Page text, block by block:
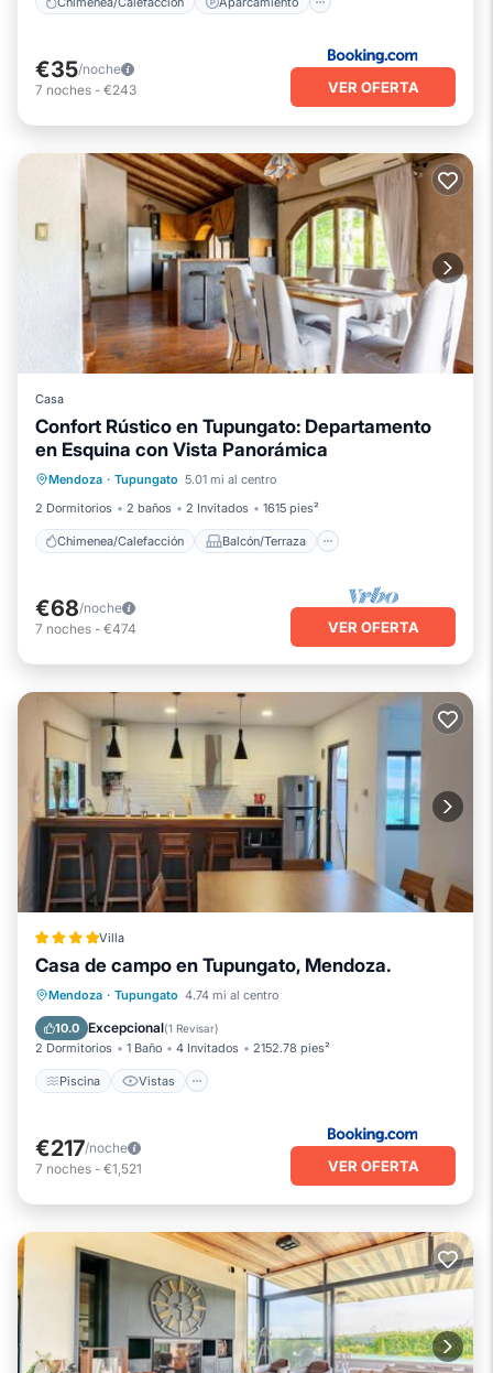
€35/noche
7 noches - €243 VER OFERTA
Casa
Confort Rústico en Tupungato: Departamento
en Esquina con Vista Panorámica
Mendoza · Tupungato 5.01 mi al centro
2 Dormitorios
2 baños 2 Invitados 1615 pies²
Chimenea/Calefacción Balcón/Terraza
Chimenea/Calefacción
Balcón/Terraza
Desayuno
Cocina
€68/noche
7 noches - €474 VER OFERTA
Villa
Casa de campo en Tupungato, Mendoza.
Mendoza · Tupungato 4.74 mi al centro
10.0 Excepcional(1 Revisar)
2 Dormitorios 1 Baño 4 Invitados 2152.78 pies²
Piscina Vistas
Piscina Vistas
Aparcamiento
Aire acondicionado
€217/noche
7 noches - €1,521 VER OFERTA